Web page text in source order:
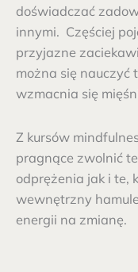
doświadczać
innymi. Częściej
przyjazne
można się nauczyć
wzmacnia się
Z kursów
pragnące zwolnić
odprężenia jak i te,
wewnętrzny
energii na zmianę.